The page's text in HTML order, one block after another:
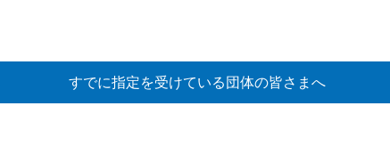
すでに指定を受けている団体の皆さまへ